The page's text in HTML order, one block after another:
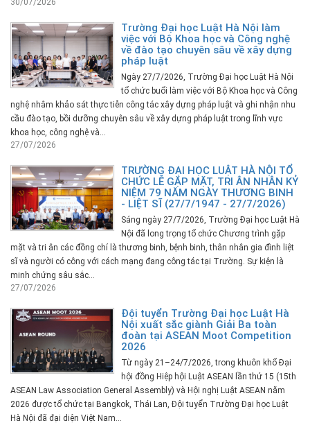
30/07/2026
Trường Đại học Luật Hà Nội làm
việc với Bộ Khoa học và Công nghệ
về đào tạo chuyên sâu về xây dựng
pháp luật
Ngày 27/7/2026, Trường Đại học Luật Hà Nội
tổ chức buổi làm việc với Bộ Khoa học và Công
nghệ nhằm khảo sát thực tiễn công tác xây dựng pháp luật và ghi nhận nhu
cầu đào tạo, bồi dưỡng chuyên sâu về xây dựng pháp luật trong lĩnh vực
khoa học, công nghệ và...
27/07/2026
TRƯỜNG ĐẠI HỌC LUẬT HÀ NỘI TỔ
CHỨC LỄ GẶP MẶT, TRI ÂN NHÂN KỶ
NIỆM 79 NĂM NGÀY THƯƠNG BINH
- LIỆT SĨ (27/7/1947 - 27/7/2026)
Sáng ngày 27/7/2026, Trường Đại học Luật Hà
Nội đã long trọng tổ chức Chương trình gặp
mặt và tri ân các đồng chí là thương binh, bệnh binh, thân nhân gia đình liệt
sĩ và người có công với cách mạng đang công tác tại Trường. Sự kiện là
minh chứng sâu sắc...
27/07/2026
Đội tuyển Trường Đại học Luật Hà
Nội xuất sắc giành Giải Ba toàn
đoàn tại ASEAN Moot Competition
2026
Từ ngày 21–24/7/2026, trong khuôn khổ Đại
hội đồng Hiệp hội Luật ASEAN lần thứ 15 (15th
ASEAN Law Association General Assembly) và Hội nghị Luật ASEAN năm
2026 được tổ chức tại Bangkok, Thái Lan, Đội tuyển Trường Đại học Luật
Hà Nội đã đại diện Việt Nam...